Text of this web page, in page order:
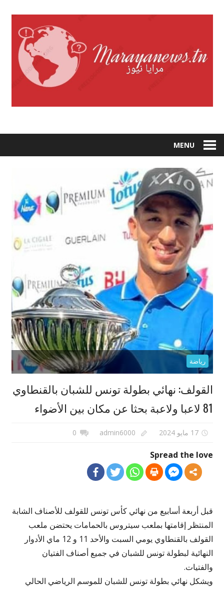
MENU
رياضة
القولف: نهائي بطولة تونس للشبان بالقنطاوي
81 لاعبا ولاعبة بحثا عن مكان بين الأضواء
17 مايو 2024 admin6000
0
Spread the love
قبل أربعة أسابيع من نهائي كأس تونس للقولف للأصناف الشابة
المنتظر إقامتها بملعب سيتروس بالحمامات يحتضن ملعب
القولف بالقنطاوي يومي السبت والأحد 11 و 12 ماي الأدوار
النهائية لبطولة تونس للشبان في جميع أصناف الفتيان
والفتيات.
ويشكل نهائي بطولة تونس للشبان للموسم الرياضي الحالي